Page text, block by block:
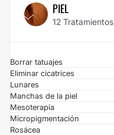
PIEL
12 Tratamientos
Borrar tatuajes
Eliminar cicatrices
Lunares
Manchas de la piel
Mesoterapia
Micropigmentación
Rosácea